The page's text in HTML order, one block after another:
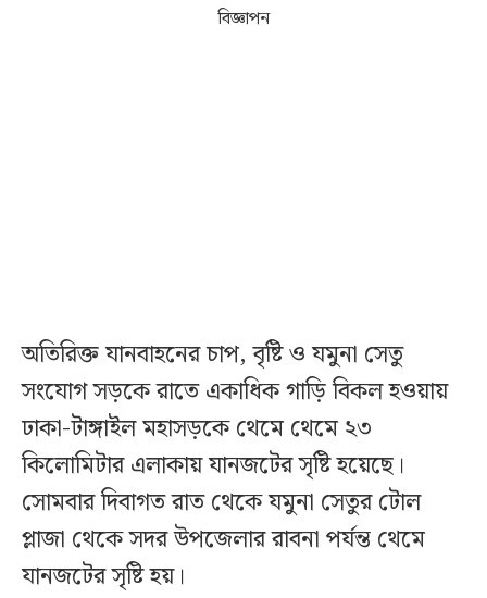
বিজ্ঞাপন
অতিরিক্ত যানবাহনের চাপ, বৃষ্টি ও যমুনা সেতু
সংযোগ সড়কে রাতে একাধিক গাড়ি বিকল হওয়ায়
ঢাকা-টাঙ্গাইল মহাসড়কে থেমে থেমে ২৩
কিলোমিটার এলাকায় যানজটের সৃ‌ষ্টি হয়েছে।
সোমবার দিবাগত রাত থেকে যমুনা সেতুর টোল
প্লাজা থেকে সদর উপজেলার রাবনা পর্যন্ত থেমে
যানজটের সৃষ্টি হ‌য়।